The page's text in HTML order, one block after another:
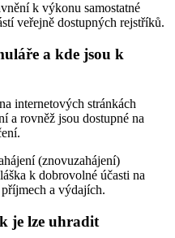
k výkonu samostatné
veřejně dostupných rejstříků.
a kde jsou k
internetových stránkách
a rovněž jsou dostupné na
(znovuzahájení)
k dobrovolné účasti na
a výdajích.
je lze uhradit